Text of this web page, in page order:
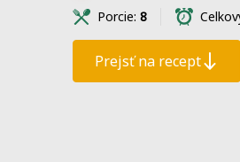
Porcie: 8
Prejsť na recept